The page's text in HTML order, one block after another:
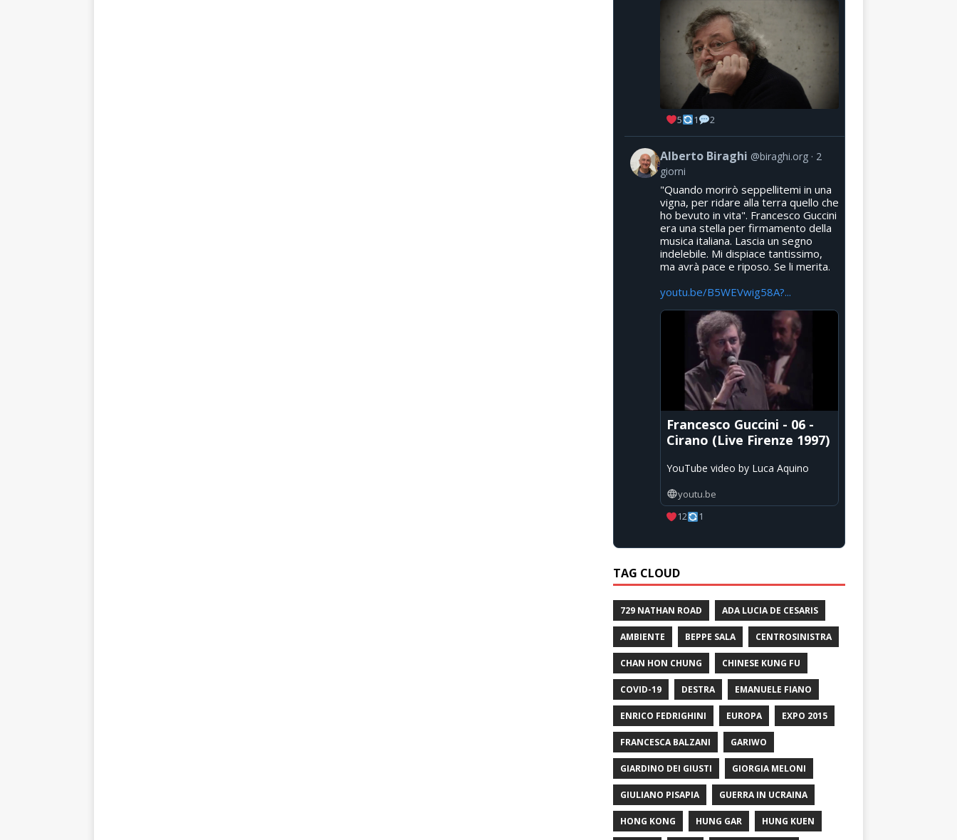
5 1 2
Alberto Biraghi @biraghi.org
2
giorni
"Quando morirò seppellitemi in una
vigna, per ridare alla terra quello che
ho bevuto in vita". Francesco Guccini
era una stella per firmamento della
musica italiana. Lascia un segno
indelebile. Mi dispiace tantissimo,
ma avrà pace e riposo. Se li merita.
youtu.be/B5WEVwig58A?...
Francesco Guccini - 06 -
Cirano (Live Firenze 1997)
YouTube video by Luca Aquino
youtu.be
12
1
TAG CLOUD
729 NATHAN ROAD ADA LUCIA DE CESARIS
AMBIENTE BEPPE SALA CENTROSINISTRA
CHAN HON CHUNG CHINESE KUNG FU
COVID-19 DESTRA EMANUELE FIANO
ENRICO FEDRIGHINI EUROPA EXPO 2015
FRANCESCA BALZANI GARIWO
GIARDINO DEI GIUSTI GIORGIA MELONI
GIULIANO PISAPIA GUERRA IN UCRAINA
HONG KONG HUNG GAR HUNG KUEN